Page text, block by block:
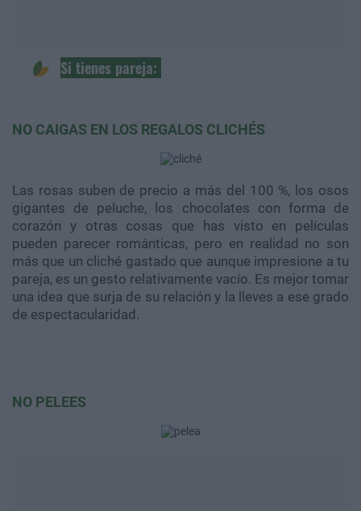
Si tienes pareja:
NO CAIGAS EN LOS REGALOS CLICHÉS
Las rosas suben de precio a más del 100 %, los osos
gigantes de peluche, los chocolates con forma de
corazón y otras cosas que has visto en películas
pueden parecer románticas, pero en realidad no son
más que un cliché gastado que aunque impresione a tu
pareja, es un gesto relativamente vacío. Es mejor tomar
una idea que surja de su relación y la lleves a ese grado
de espectacularidad.
NO PELEES